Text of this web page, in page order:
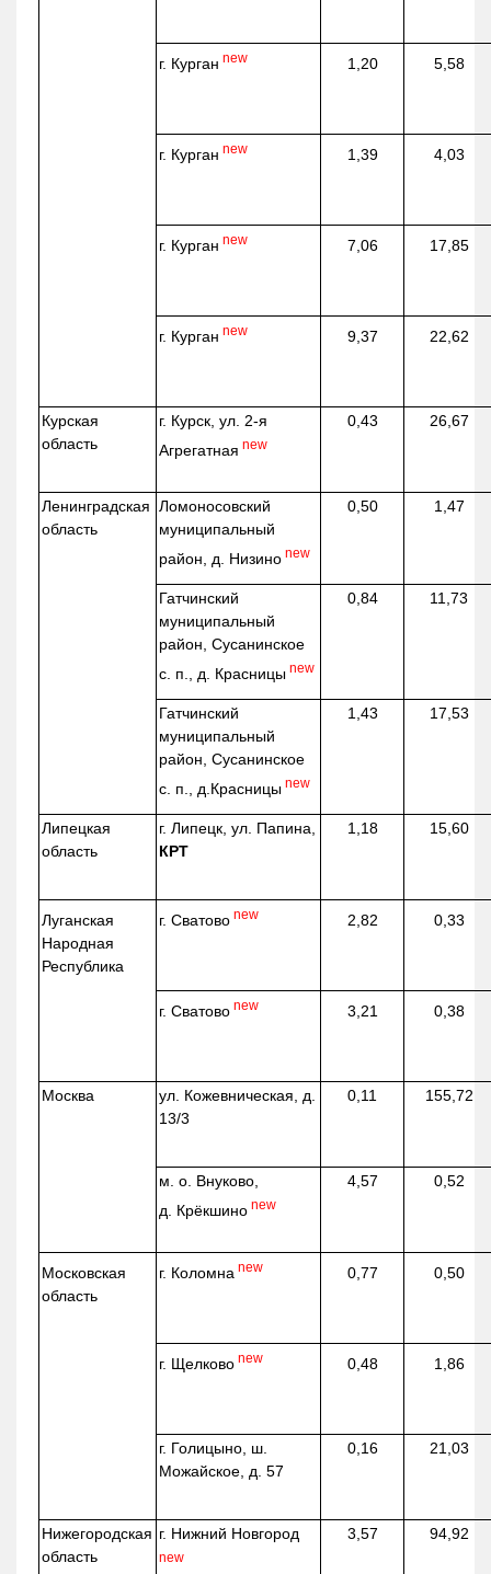
г. Курган new 1,20 5,58
г. Курган new 1,39 4,03
г. Курган new 7,06 17,85
г. Курган new 9,37 22,62
Курская
область
г. Курск, ул. 2-я
Агрегатная new
0,43 26,67
Ленинградская
область
Ломоносовский
муниципальный
район, д. Низино new
0,50 1,47
Гатчинский
муниципальный
район, Сусанинское
с. п., д. Красницы new
0,84 11,73
Гатчинский
муниципальный
район, Сусанинское
с. п., д.Красницы new
1,43 17,53
Липецкая
область
г. Липецк, ул. Папина,
КРТ
1,18 15,60
Луганская
Народная
Республика
г. Сватово new 2,82 0,33
г. Сватово new 3,21 0,38
Москва ул. Кожевническая, д.
13/3
0,11 155,72
м. о. Внуково,
д. Крёкшино new
4,57 0,52
Московская
область
г. Коломна new 0,77 0,50
г. Щелково new 0,48 1,86
г. Голицыно, ш.
Можайское, д. 57
0,16 21,03
Нижегородская
область
г. Нижний Новгород
new
3,57 94,92